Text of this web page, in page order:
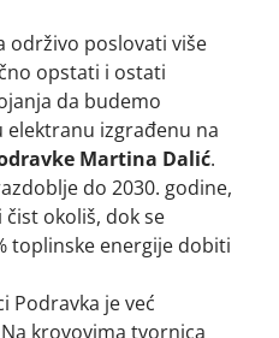
održivo poslovati više
opstati i ostati
da budemo
izgrađenu na
Martina Dalić.
do 2030. godine,
okoliš, dok se
toplinske energije dobiti
Podravka je već
krovovima tvornica